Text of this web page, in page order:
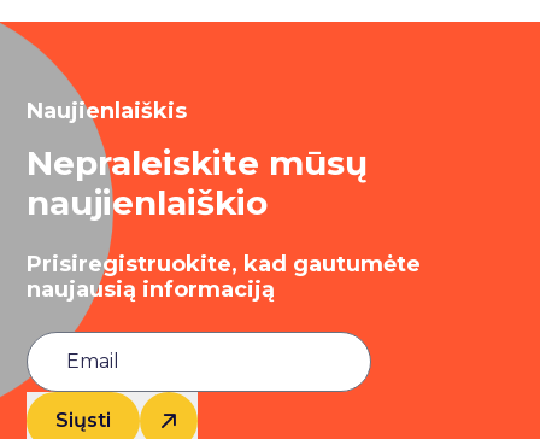
Naujienlaiškis
Nepraleiskite mūsų
naujienlaiškio
Prisiregistruokite, kad gautumėte
naujausią informaciją
Siųsti